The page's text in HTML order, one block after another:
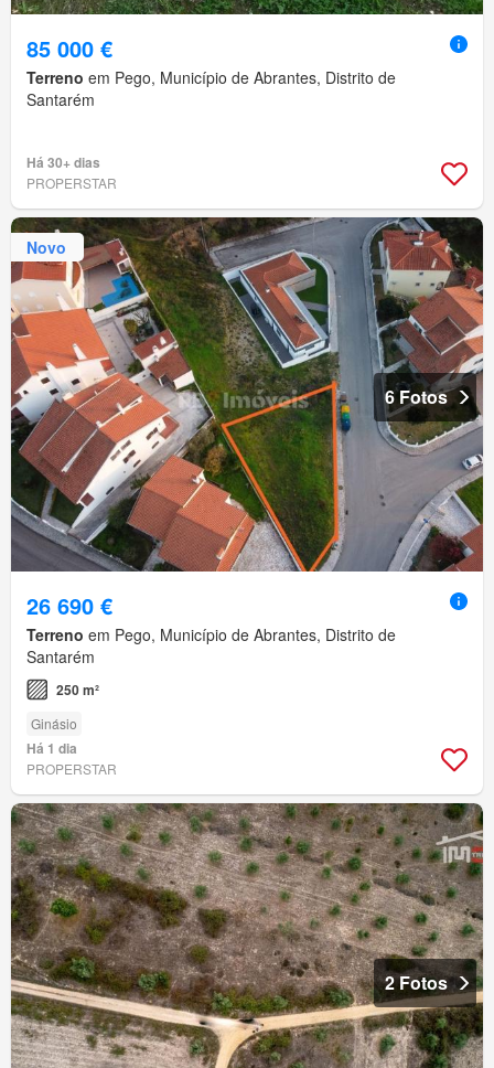
85 000 €
Terreno em Pego, Município de Abrantes, Distrito de
Santarém
Há 30+ dias
PROPERSTAR
Novo
6 Fotos
26 690 €
Terreno em Pego, Município de Abrantes, Distrito de
Santarém
250 m²
Ginásio
Há 1 dia
PROPERSTAR
2 Fotos